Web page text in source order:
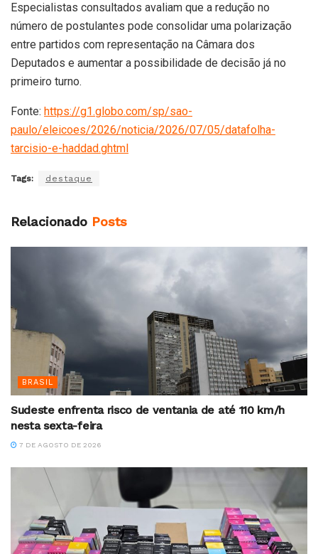
Especialistas consultados avaliam que a redução no
número de postulantes pode consolidar uma polarização
entre partidos com representação na Câmara dos
Deputados e aumentar a possibilidade de decisão já no
primeiro turno.
Fonte: https://g1.globo.com/sp/sao-
paulo/eleicoes/2026/noticia/2026/07/05/datafolha-
tarcisio-e-haddad.ghtml
Tags: destaque
Relacionado Posts
BRASIL
Sudeste enfrenta risco de ventania de até 110 km/h
nesta sexta-feira
7 DE AGOSTO DE 2026